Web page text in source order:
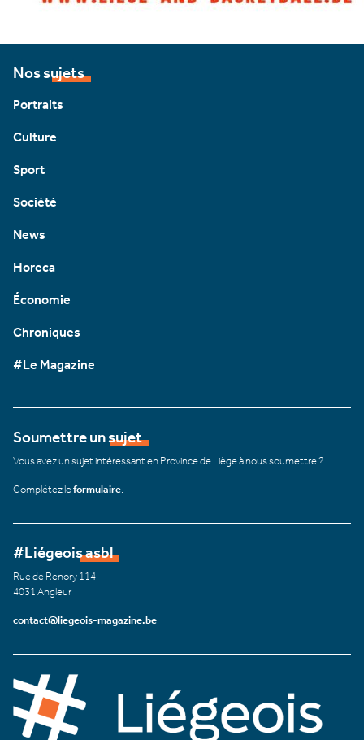
Nos sujets
Portraits
Culture
Sport
Société
News
Horeca
Économie
Chroniques
#Le Magazine
Soumettre un sujet
Vous avez un sujet intéressant en Province de Liège à nous soumettre ?
Complétez leformulaire
#Liégeois asbl
Rue de Renory 114
4031 Angleur
contact@liegeois-magazine.be